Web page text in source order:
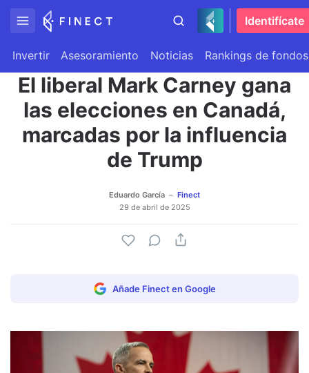
Identifícate
Invertir Asesoramiento Noticias Rankings de fondos
El liberal Mark Carney gana
las elecciones en Canadá,
marcadas por la influencia
de Trump
Eduardo García
Finect
29 de abril de 2025
Añade Finect en Google